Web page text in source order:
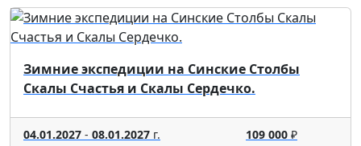
Зимние экспедиции на Синские Столбы
Скалы Счастья и Скалы Сердечко.
04.01.2027 - 08.01.2027 г. 109 000₽